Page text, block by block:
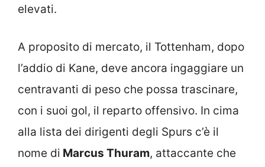
elevati.
A proposito di mercato, il Tottenham, dopo
l’addio di Kane, deve ancora ingaggiare un
centravanti di peso che possa trascinare,
con i suoi gol, il reparto offensivo. In cima
alla lista dei dirigenti degli Spurs c’è il
nome di Marcus Thuram, attaccante che